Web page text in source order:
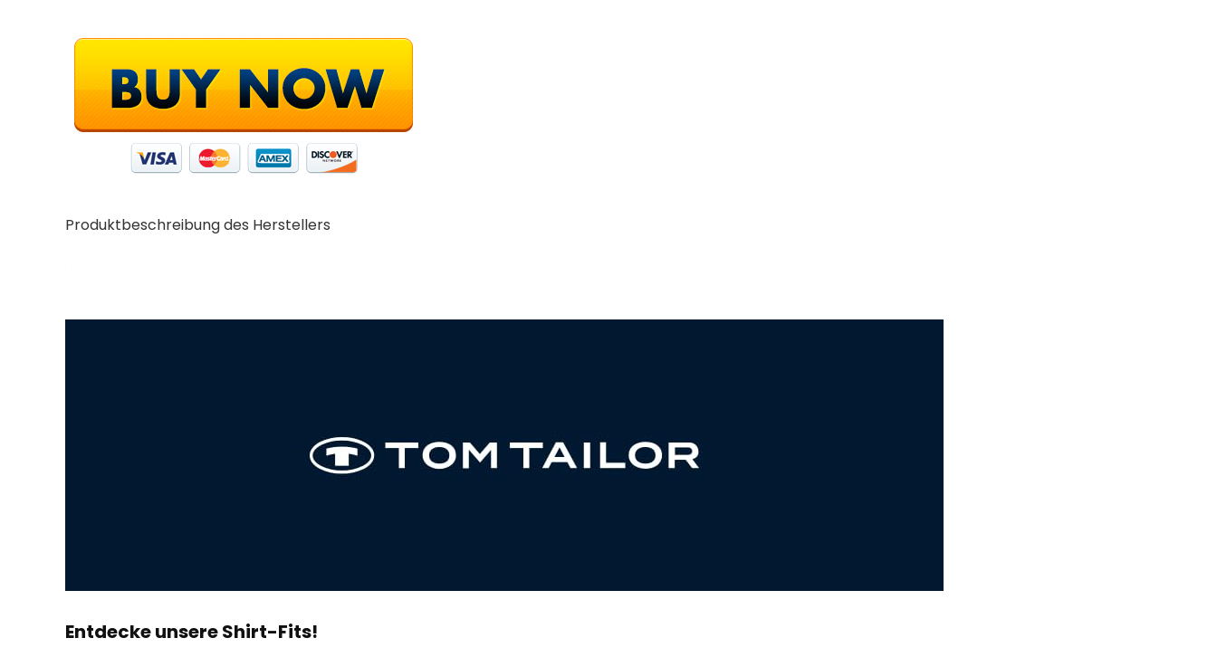
Produktbeschreibung des Herstellers
Entdecke unsere Shirt-Fits!